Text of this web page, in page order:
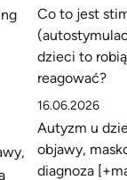
Co to jest
dzieci to
reagować?
16.06.2026
Autyzm u
objawy,
diagnoza